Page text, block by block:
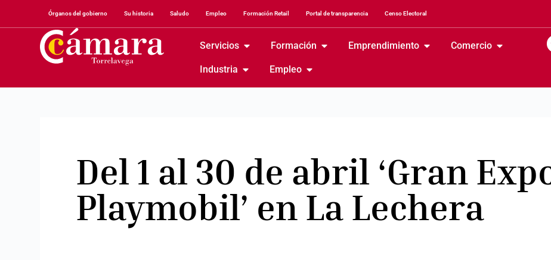
Órganos del gobierno Su historia Saludo Empleo Formación Retail Portal de transparencia Censo Electoral
Servicios Formación Emprendimiento Comercio
Industria Empleo
Del 1 al 30 de abril ‘Gran
Playmobil’ en La Lechera